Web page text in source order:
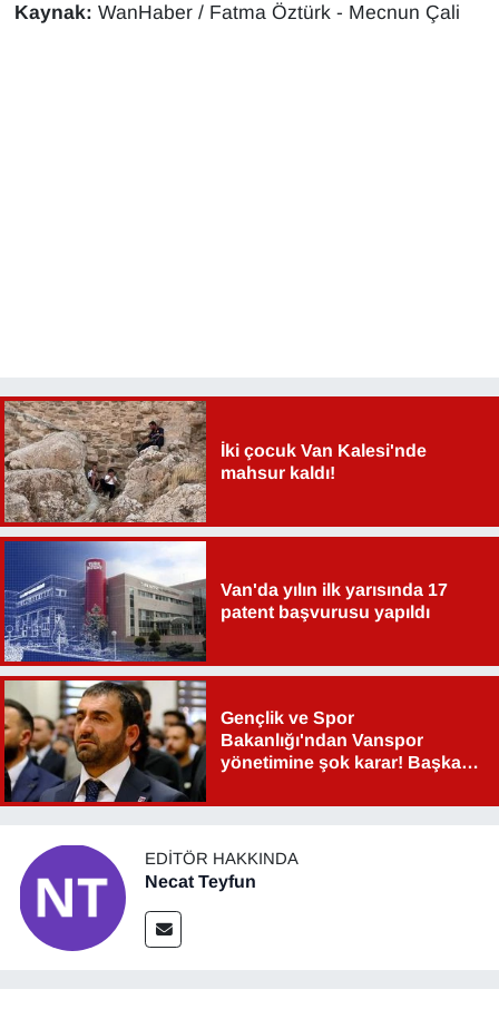
Kaynak: WanHaber / Fatma Öztürk - Mecnun Çali
İki çocuk Van Kalesi'nde
mahsur kaldı!
Van'da yılın ilk yarısında 17
patent başvurusu yapıldı
Gençlik ve Spor
Bakanlığı'ndan Vanspor
yönetimine şok karar! Başkan
EDITÖR HAKKINDA
Necat Teyfun